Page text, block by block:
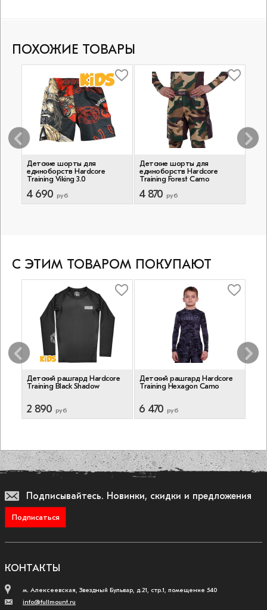
ПОХОЖИЕ ТОВАРЫ
Детские шорты для
единоборств Hardcore
Training Viking 3.0
4 690 руб
Детские шорты для
единоборств Hardcore
Training Forest Camo
4 870 руб
С ЭТИМ ТОВАРОМ ПОКУПАЮТ
Детский рашгард Hardcore
Training Black Shadow
2 890 руб
Детский рашгард Hardcore
Training Hexagon Camo
6 470 руб
Подписывайтесь. Новинки, скидки и предложения
Подписаться
КОНТАКТЫ
м. Алексеевская, Звездный Бульвар, д.21, стр.1, помещение 540
info@fullmount.ru